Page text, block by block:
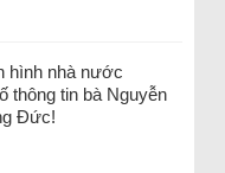
hình nhà nước
thông tin bà Nguyễn
Đức!